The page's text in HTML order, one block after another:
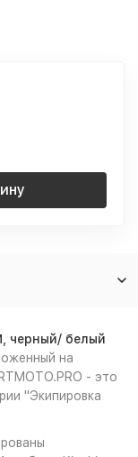
черный/ белый
на
- это
"Экипировка